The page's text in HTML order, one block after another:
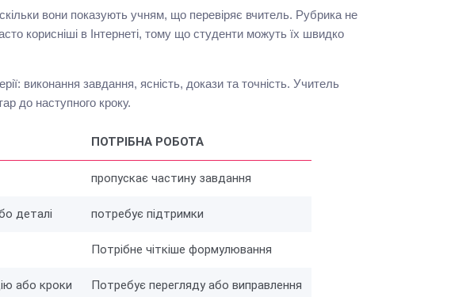
вони показують учням, що перевіряє вчитель. Рубрика не
корисніші в Інтернеті, тому що студенти можуть їх швидко
виконання завдання, ясність, докази та точність. Учитель
до наступного кроку.
ПОТРІБНА РОБОТА
пропускає частину завдання
деталі потребує підтримки
Потрібне чіткіше формулювання
або кроки Потребує перегляду або виправлення